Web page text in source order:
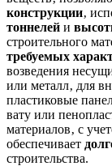
конструкции‚
тоннелей и
строительного
требуемых
возведения
или металл‚ для
пластиковые
вату или
материалов‚ с
обеспечивает
строительства.